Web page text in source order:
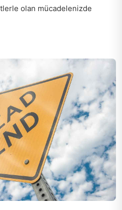
olan mücadelenizde